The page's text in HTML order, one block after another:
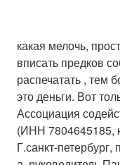
ЗООЗАЩИТА
НА ЗЛОБУ ДНЯ
Против бридизма
Энциклопедия
какая мелочь,
вписать предков
распечатать , тем
это деньги. Вот
Ассоциация
(ИНН 7804645185,
Г.санкт-петербург,